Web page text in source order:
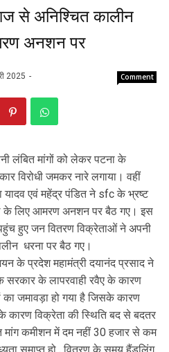
से अनिश्चित कालीन
अनशन पर
2025 Comment
लंबित मांगों को लेकर पटना के
विरोधी जमकर नारे लगाया। वहीं
यादव एवं महेंद्र पंडित ने sfc के भ्रष्ट
के लिए आमरण अनशन पर बैठ गए। इस
हुए जन वितरण विक्रेताओं ने अपनी
धरना पर बैठ गए।
के प्रदेश महामंत्री दयानंद प्रसाद ने
सरकार के लापरवाही रवैए के कारण
जमावड़ा हो गया है जिसके कारण
कारण विक्रेता की स्थिति बद से बदतर
कमीशन में दम नहीं 30 हजार से कम